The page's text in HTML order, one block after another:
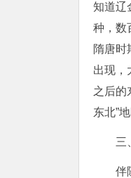
知道辽
种，数
隋唐时
出现，
之后的
东北”地
三
伴